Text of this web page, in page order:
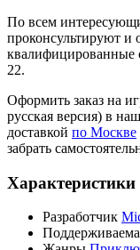
По всем
проконсультируют
квалифицированные
22.
Оформить заказ на
русская версия) в
доставкой по Москве
забрать
Характеристики
Разработчик